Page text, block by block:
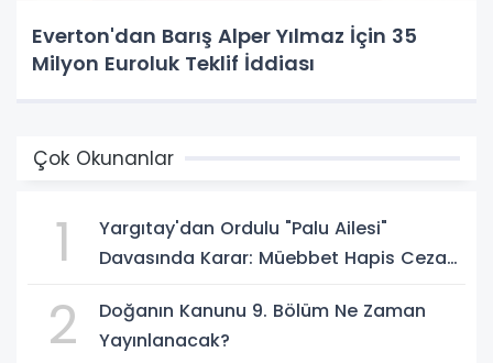
Everton'dan Barış Alper Yılmaz İçin 35
Milyon Euroluk Teklif İddiası
Çok Okunanlar
1
Yargıtay'dan Ordulu "Palu Ailesi"
Davasında Karar: Müebbet Hapis Cezası
2
Doğanın Kanunu 9. Bölüm Ne Zaman
Yayınlanacak?